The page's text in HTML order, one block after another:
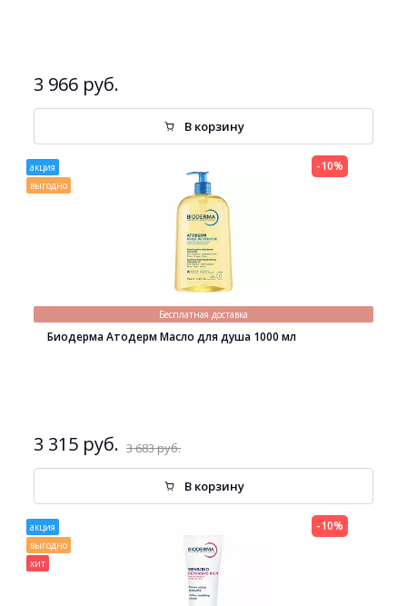
3 966 руб.
В корзину
акция
выгодно
Бесплатная доставка
Биодерма Атодерм Масло для душа 1000 мл
3 315 руб. 3 683 руб.
-10%
В корзину
акция
выгодно
хит
-10%